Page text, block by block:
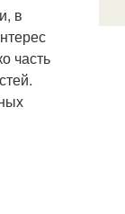
в
часть